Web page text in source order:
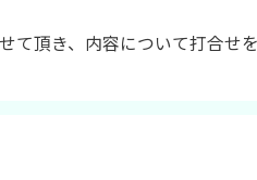
頂き、内容について打合せを